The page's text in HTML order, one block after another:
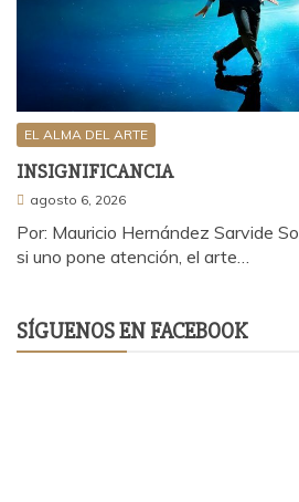
EL ALMA DEL ARTE
INSIGNIFICANCIA
agosto 6, 2026
Por: Mauricio Hernández Sarvide
si uno pone atención, el arte…
SÍGUENOS EN FACEBOOK